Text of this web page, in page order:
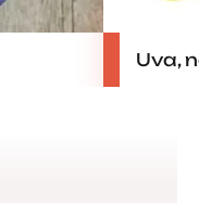
Uva,